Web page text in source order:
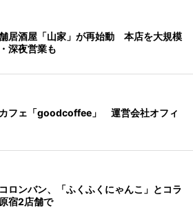
居酒屋「山家」が再始動 本店を大規模
深夜営業も
フェ「goodcoffee」 運営会社オフィ
ロンバン、「ふくふくにゃんこ」とコラ
宿2店舗で